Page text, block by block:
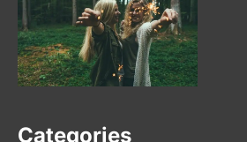
Categories